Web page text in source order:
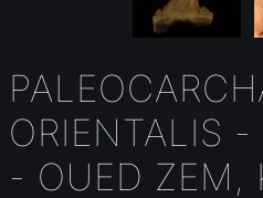
ORIENTALIS -
- OUED ZEM,